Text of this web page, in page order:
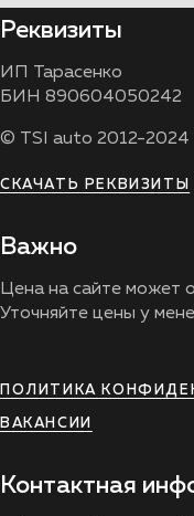
Реквизиты
ИП Тарасенко
БИН 890604050242
© TSI auto 2012-2024
СКАЧАТЬ РЕКВИЗИТЫ
Важно
Цена на сайте может
Уточняйте цены у
ПОЛИТИКА
ВАКАНСИИ
Контактная